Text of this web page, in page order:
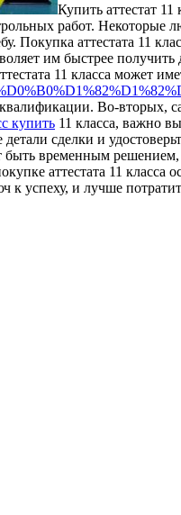
Купить aттeстaт
работ. Некоторые
Покупка аттестата 11
им быстрее
11 класса может
Во-вторых,
купить 11 класса, важно
сделки и
временным
аттестата 11 класса
успеху, и лучше